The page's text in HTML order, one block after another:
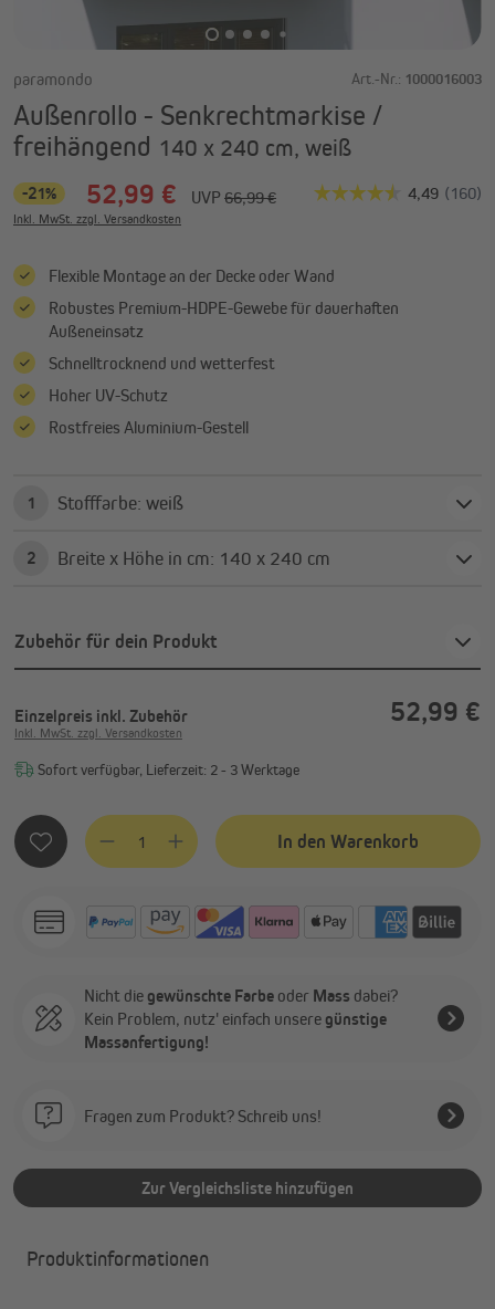
paramondo Art.-Nr.: 1000016003
Außenrollo - Senkrechtmarkise /
freihängend 140 x 240 cm, weiß
-21% 52,99 € UVP 66,99 €
Inkl. MwSt. zzgl. Versandkosten
Flexible Montage an der Decke oder Wand
Robustes Premium-HDPE-Gewebe für dauerhaften
Außeneinsatz
Schnelltrocknend und wetterfest
Hoher UV-Schutz
Rostfreies Aluminium-Gestell
1 Stofffarbe: weiß
2 Breite x Höhe in cm: 140 x 240 cm
Zubehör für dein Produkt
Einzelpreis inkl. Zubehör 52,99 €
Inkl. MwSt. zzgl. Versandkosten
Sofort verfügbar, Lieferzeit: 2 - 3 Werktage
Produkt Anzahl: Gib den gewünschten Wert ein oder
In den Warenkorb
Nicht die gewünschte Farbe oder Mass dabei?
Kein Problem, nutz' einfach unsere günstige
Massanfertigung!
Fragen zum Produkt? Schreib uns!
Zur Vergleichsliste hinzufügen
Produktinformationen